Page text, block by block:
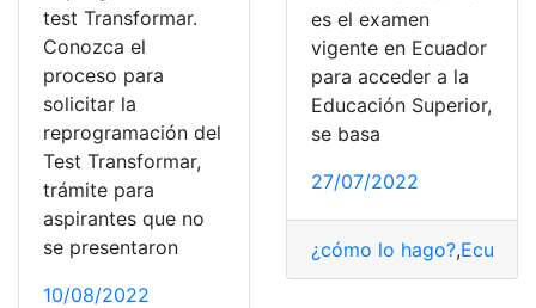
test Transformar.
Conozca el
proceso para
solicitar la
reprogramación del
Test Transformar,
trámite para
aspirantes que no
se presentaron
10/08/2022
es el examen
vigente en Ecuador
para acceder a la
Educación Superior,
se basa
27/07/2022
¿cómo lo hago?,Ecuador